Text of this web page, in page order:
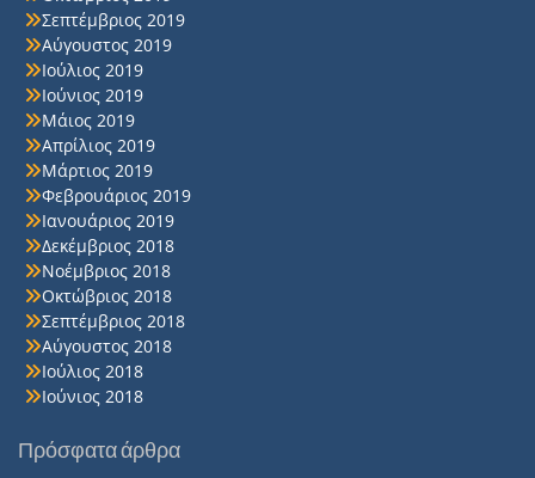
Σεπτέμβριος 2019
Αύγουστος 2019
Ιούλιος 2019
Ιούνιος 2019
Μάιος 2019
Απρίλιος 2019
Μάρτιος 2019
Φεβρουάριος 2019
Ιανουάριος 2019
Δεκέμβριος 2018
Νοέμβριος 2018
Οκτώβριος 2018
Σεπτέμβριος 2018
Αύγουστος 2018
Ιούλιος 2018
Ιούνιος 2018
Πρόσφατα άρθρα